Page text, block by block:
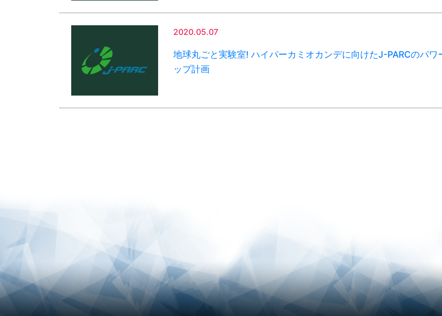
2020.05.07
地球丸ごと実験室! ハイパーカミオカンデに向けたJ-PARCのパワ
ップ計画